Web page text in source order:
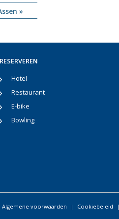
»
RESERVEREN
Hotel
Restaurant
E-bike
Bowling
Algemene voorwaarden Cookiebeleid